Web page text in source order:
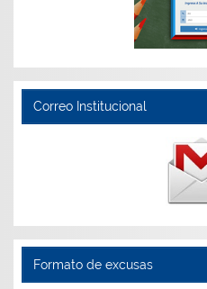
Correo Institucional
Formato de excusas